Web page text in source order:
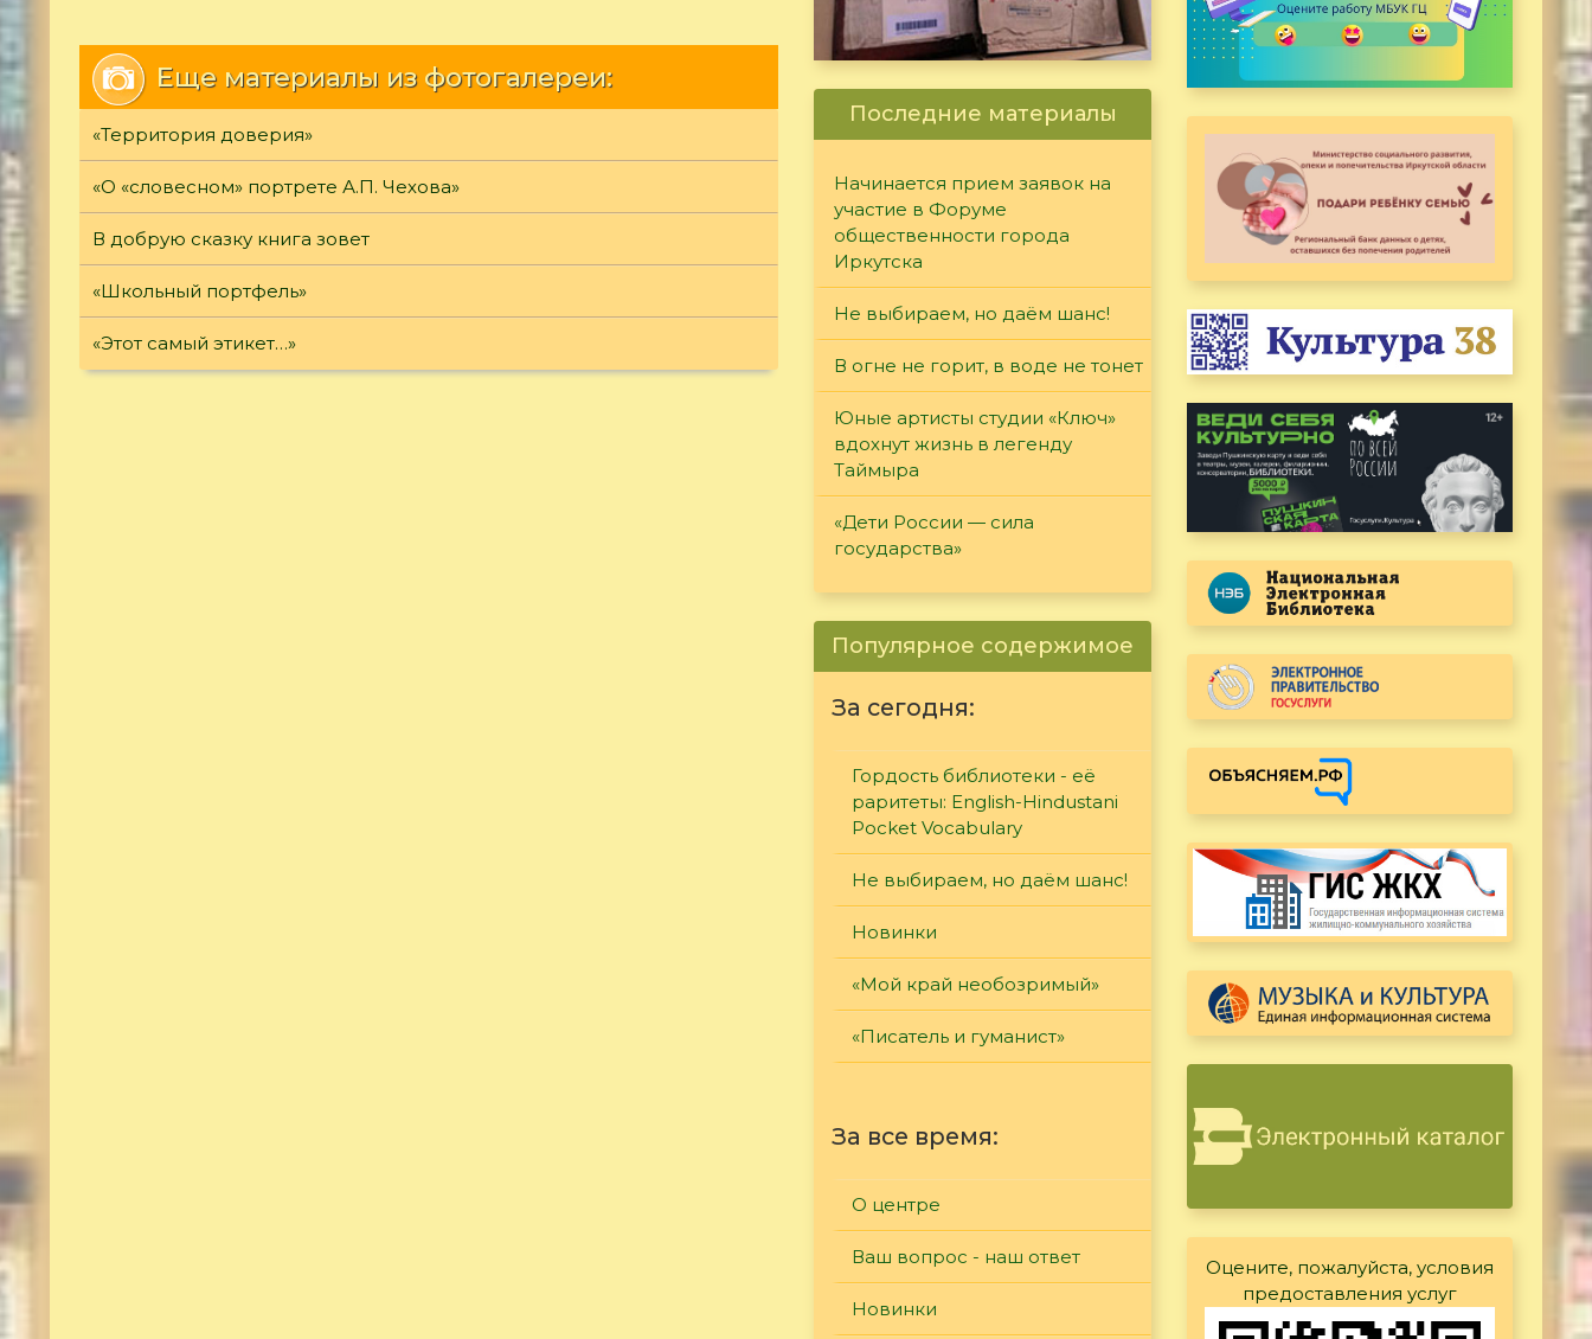
Еще материалы из фотогалереи:
«Территория доверия»
«О «словесном» портрете А.П. Чехова»
В добрую сказку книга зовет
«Школьный портфель»
«Этот самый этикет…»
Последние материалы
Начинается прием заявок на
участие в Форуме
общественности города
Иркутска
Не выбираем, но даём шанс!
В огне не горит, в воде не тонет
Юные артисты студии «Ключ»
вдохнут жизнь в легенду
Таймыра
«Дети России — сила
государства»
Популярное содержимое
За сегодня:
Гордость библиотеки - её
раритеты: English-Hindustani
Pocket Vocabulary
Не выбираем, но даём шанс!
Новинки
«Мой край необозримый»
«Писатель и гуманист»
За все время:
О центре
Ваш вопрос - наш ответ
Новинки
Оцените, пожалуйста, условия
предоставления услуг